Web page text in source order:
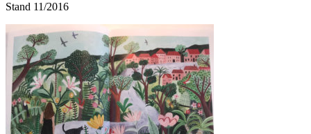
Stand 11/2016